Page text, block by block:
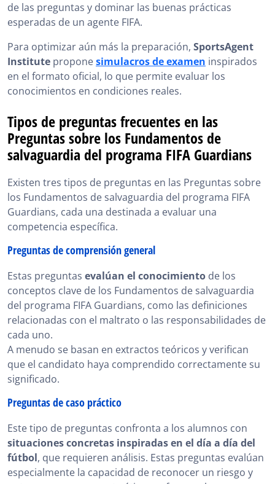
de las preguntas y dominar las buenas prácticas
esperadas de un agente FIFA.
Para optimizar aún más la preparación, SportsAgent
Institute proponesimulacros de examen inspirados
en el formato oficial, lo que permite evaluar los
conocimientos en condiciones reales.
Tipos de preguntas frecuentes en las
Preguntas sobre los Fundamentos de
salvaguardia del programa FIFA Guardians
Existen tres tipos de preguntas en las Preguntas sobre
los Fundamentos de salvaguardia del programa FIFA
Guardians, cada una destinada a evaluar una
competencia específica.
Preguntas de comprensión general
Estas preguntas evalúan el conocimiento de los
conceptos clave de los Fundamentos de salvaguardia
del programa FIFA Guardians, como las definiciones
relacionadas con el maltrato o las responsabilidades de
cada uno.
A menudo se basan en extractos teóricos y verifican
que el candidato haya comprendido correctamente su
significado.
Preguntas de caso práctico
Este tipo de preguntas confronta a los alumnos con
situaciones concretas inspiradas en el día a día del
fútbol, que requieren análisis. Estas preguntas evalúan
especialmente la capacidad de reconocer un riesgo y